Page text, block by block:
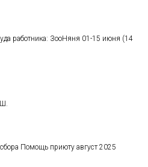
работника: ЗооНяня 01-15 июня (14
Помощь приюту август 2025